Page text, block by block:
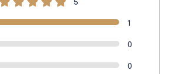
1
0
0